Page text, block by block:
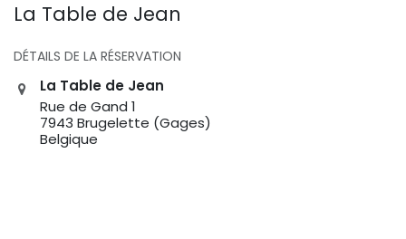
La Table de Jean
DÉTAILS DE LA RÉSERVATION
La Table de Jean
Rue de Gand 1
7943 Brugelette (Gages)
Belgique